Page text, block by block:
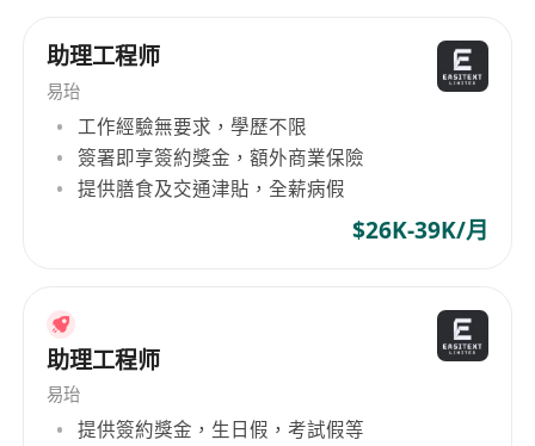
助理工程师
易珆
工作經驗無要求，學歷不限
簽署即享簽約獎金，額外商業保險
提供膳食及交通津貼，全薪病假
$26K-39K/月
助理工程师
易珆
提供簽約獎金，生日假，考試假等